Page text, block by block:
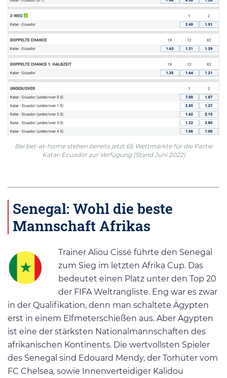
Bei bet-at-home stehen bereits jetzt 65 Wettmärkte für die Partie
Katar-Ecuador zur Verfügung (Stand Juni 2022)
Senegal: Wohl die beste
Mannschaft Afrikas
Trainer Aliou Cissé führte den Senegal
zum Sieg im letzten Afrika Cup. Das
bedeutet einen Platz unter den Top 20
der FIFA Weltrangliste. Eng war es zwar
in der Qualifikation, denn man schaltete Ägypten
erst in einem Elfmeterschießen aus. Aber Ägypten
ist eine der stärksten Nationalmannschaften des
afrikanischen Kontinents. Die wertvollsten Spieler
des Senegal sind Edouard Mendy, der Torhüter vom
FC Chelsea, sowie Innenverteidiger Kalidou